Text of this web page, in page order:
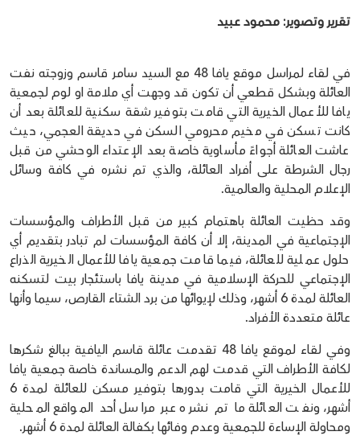
تقرير وتصوير: محمود عبيد
في لقاء لمراسل موقع يافا 48 مع السيد سامر قاسم وزوجته نفت
العائلة وبشكل قطعي أن تكون قد وجهت أي ملامة او لوم لجمعية
يافا للأعمال الخيرية التي قامت بتوفير شقة سكنية للعائلة بعد أن
كانت تسكن في مخيم محرومي السكن في حديقة العجمي، حيث
عاشت العائلة أجواءً مأساوية خاصة بعد الإعتداء الوحشي من قبل
رجال الشرطة على أفراد العائلة، والذي تم نشره في كافة وسائل
الإعلام المحلية والعالمية.
وقد حظيت العائلة باهتمام كبير من قبل الأطراف والمؤسسات
الإجتماعية في المدينة، إلا أن كافة المؤسسات لم تبادر بتقديم أي
حلول عملية للعائلة، فيما قامت جمعية يافا للأعمال الخيرية الذراع
الإجتماعي للحركة الإسلامية في مدينة يافا باستئجار بيت لتسكنه
العائلة لمدة 6 أشهر، وذلك لإيوائها من برد الشتاء القارص، سيما وأنها
عائلة متعددة الأفراد.
وفي لقاء لموقع يافا 48 تقدمت عائلة قاسم اليافية ببالغ شكرها
لكافة الأطراف التي قدمت لهم الدعم والمساندة خاصة جمعية يافا
للأعمال الخيرية التي قامت بدورها بتوفير مسكن للعائلة لمدة 6
أشهر، ونفت العائلة ما تم نشره عبر مراسل أحد المواقع المحلية
ومحاولة الإساءة للجمعية وعدم وفائها بكفالة العائلة لمدة 6 أشهر.